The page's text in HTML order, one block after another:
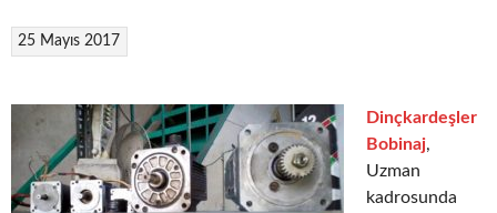
25 Mayıs 2017
Dinçkardeşler
Bobinaj,
Uzman
kadrosunda